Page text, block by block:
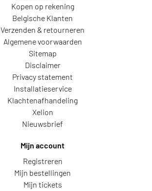
Kopen op rekening
Belgische Klanten
Verzenden & retourneren
Algemene voorwaarden
Sitemap
Disclaimer
Privacy statement
Installatieservice
Klachtenafhandeling
Xelion
Nieuwsbrief
Mijn account
Registreren
Mijn bestellingen
Mijn tickets